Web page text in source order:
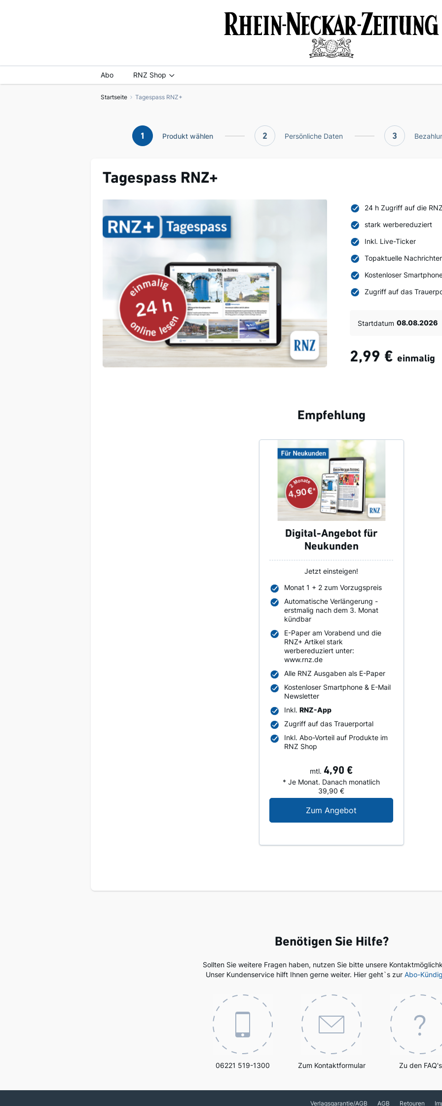
Abo RNZ Shop
Startseite Tagespass RNZ+
1 Produkt wählen 2 Persönliche Daten 3
Tagespass RNZ+
24 h Zugriff auf die
stark werbereduziert
Inkl. Live-Ticker
Topaktuelle
Kostenloser
Zugriff auf das
Startdatum
einmalig
2,99 €
Empfehlung
Digital-Angebot für
Neukunden
Jetzt einsteigen!
Monat 1 + 2 zum Vorzugspreis
Automatische Verlängerung -
erstmalig nach dem 3. Monat
kündbar
E-Paper am Vorabend und die
RNZ+ Artikel stark
werbereduziert unter:
www.rnz.de
Alle RNZ Ausgaben als E-Paper
Kostenloser Smartphone & E-Mail
Newsletter
Inkl.RNZ-App
Zugriff auf das Trauerportal
Inkl. Abo-Vorteil auf Produkte im
RNZ Shop
mtl. 4,90 €
* Je Monat. Danach monatlich
39,90 €
Zum Angebot
Benötigen Sie Hilfe?
Sollten Sie weitere Fragen haben, nutzen Sie bitte unsere
Unser Kundenservice hilft Ihnen gerne weiter. Hier geht`s zur Abo-
06221 519-1300 Zum Kontaktformular Zu den FAQ's
Verlagsgarantie/AGB AGB Retouren